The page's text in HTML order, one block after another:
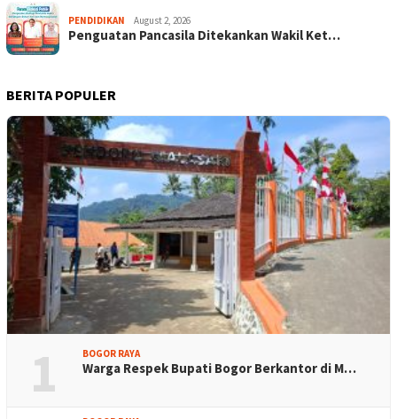
PENDIDIKAN August 2, 2026
Penguatan Pancasila Ditekankan Wakil Ket…
BERITA POPULER
1 BOGOR RAYA
Warga Respek Bupati Bogor Berkantor di M…